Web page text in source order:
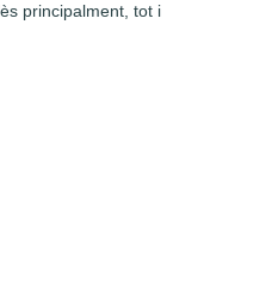
principalment, tot i